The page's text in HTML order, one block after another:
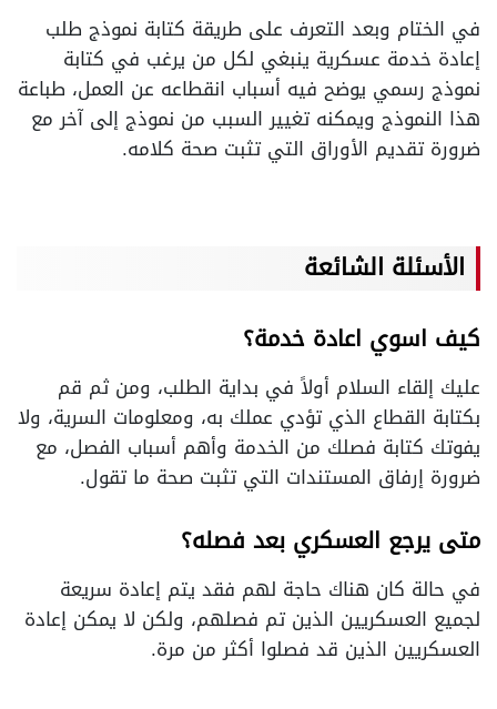
في الختام وبعد التعرف على طريقة كتابة نموذج طلب
إعادة خدمة عسكرية ينبغي لكل من يرغب في كتابة
نموذج رسمي يوضح فيه أسباب انقطاعه عن العمل، طباعة
هذا النموذج ويمكنه تغيير السبب من نموذج إلى آخر مع
ضرورة تقديم الأوراق التي تثبت صحة كلامه.
الأسئلة الشائعة
كيف اسوي اعادة خدمة؟
عليك إلقاء السلام أولاً في بداية الطلب، ومن ثم قم
بكتابة القطاع الذي تؤدي عملك به، ومعلومات السرية، ولا
يفوتك كتابة فصلك من الخدمة وأهم أسباب الفصل، مع
ضرورة إرفاق المستندات التي تثبت صحة ما تقول.
متى يرجع العسكري بعد فصله؟
في حالة كان هناك حاجة لهم فقد يتم إعادة سريعة
لجميع العسكريين الذين تم فصلهم، ولكن لا يمكن إعادة
العسكريين الذين قد فصلوا أكثر من مرة.